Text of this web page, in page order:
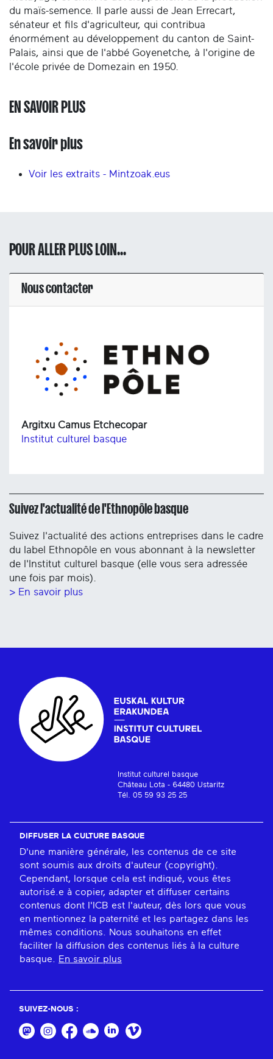
du maïs-semence. Il parle aussi de Jean Errecart,
sénateur et fils d'agriculteur, qui contribua
énormément au développement du canton de Saint-
Palais, ainsi que de l'abbé Goyenetche, à l'origine de
l'école privée de Domezain en 1950.
EN SAVOIR PLUS
En savoir plus
Voir les extraits - Mintzoak.eus
POUR ALLER PLUS LOIN...
Nous contacter
Argitxu Camus Etchecopar
Institut culturel basque
Suivez l'actualité de l'Ethnopôle basque
Suivez l'actualité des actions entreprises dans le cadre
du label Ethnopôle en vous abonnant à la newsletter
de l'Institut culturel basque (elle vous sera adressée
une fois par mois).
> En savoir plus
Institut culturel basque
Château Lota - 64480 Ustaritz
Tél. 05 59 93 25 25
DIFFUSER LA CULTURE BASQUE
D'une manière générale, les contenus de ce site
sont soumis aux droits d'auteur (copyright).
Cependant, lorsque cela est indiqué, vous êtes
autorisé.e à copier, adapter et diffuser certains
contenus dont l'ICB est l'auteur, dès lors que vous
en mentionnez la paternité et les partagez dans les
mêmes conditions. Nous souhaitons en effet
faciliter la diffusion des contenus liés à la culture
basque.
En savoir plus
SUIVEZ-NOUS :